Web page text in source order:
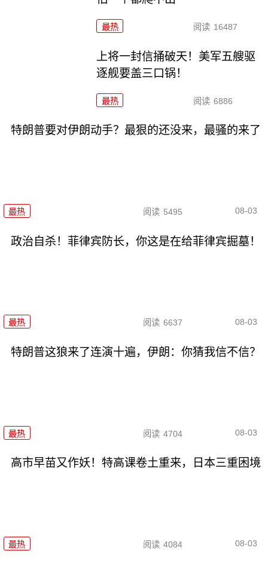
最热 阅读 16487
上将一封信捅破天！美军五艘驱
逐舰要盖三口锅！
最热 阅读 6886
特朗普要对伊朗动手？最狠的还没来，最骚的来了
最热 阅读 5495 08-03
政治自杀！菲律宾防长，你这是在给菲律宾掘墓！
最热 阅读 6637 08-03
特朗普这狼来了连演十遍，伊朗：你猜我信不信？
最热 阅读 4704 08-03
高市早苗又作妖！特高课卷土重来，日本三重困境
最热 阅读 4084 08-03